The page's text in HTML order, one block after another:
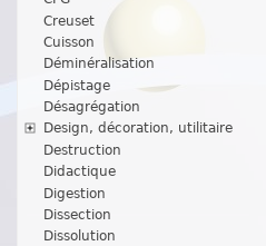
Creuset
Cuisson
Déminéralisation
Dépistage
Désagrégation
Design, décoration, utilitaire
Destruction
Didactique
Digestion
Dissection
Dissolution